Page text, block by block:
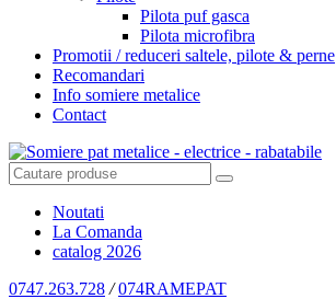
Pilota puf gasca
Pilota microfibra
Promotii / reduceri saltele, pilote & perne
Recomandari
Info somiere metalice
Contact
Noutati
La Comanda
catalog 2026
0747.263.728 / 074RAMEPAT